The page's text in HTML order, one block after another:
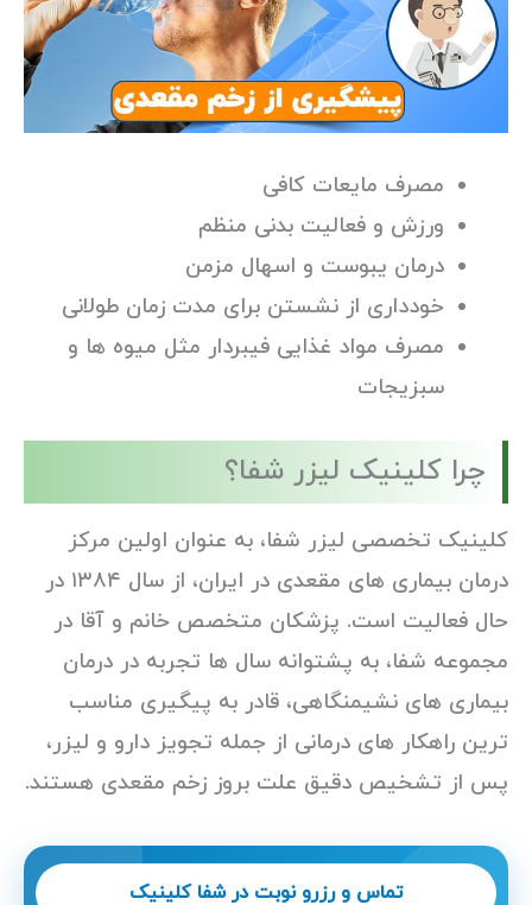
مصرف مایعات کافی
ورزش و فعالیت بدنی منظم
درمان یبوست و اسهال مزمن
خودداری از نشستن برای مدت زمان طولانی
مصرف مواد غذایی فیبردار مثل میوه ها و
سبزیجات
چرا کلینیک لیزر شفا؟
کلینیک تخصصی لیزر شفا، به عنوان اولین مرکز
درمان بیماری های مقعدی در ایران، از سال ۱۳۸۴ در
حال فعالیت است. پزشکان متخصص خانم و آقا در
مجموعه شفا، به پشتوانه سال ها تجربه در درمان
بیماری های نشیمنگاهی، قادر به پیگیری مناسب
ترین راهکار های درمانی از جمله تجویز دارو و لیزر،
پس از تشخیص دقیق علت بروز زخم مقعدی هستند.
تماس و رزرو نوبت در شفا کلینیک